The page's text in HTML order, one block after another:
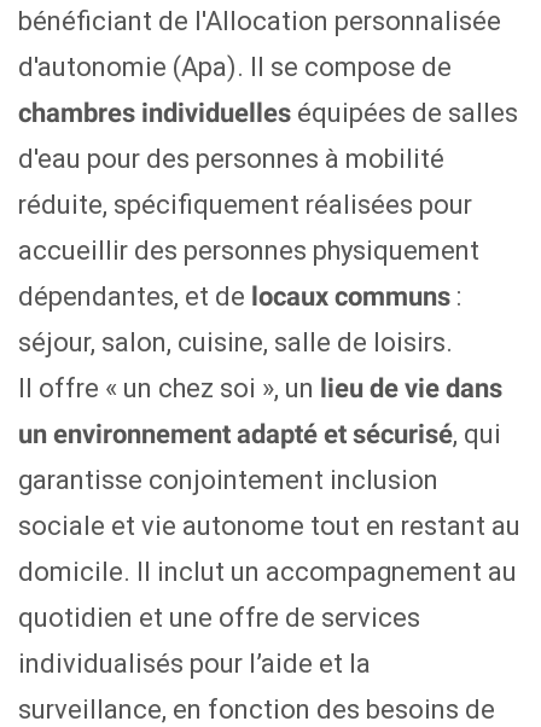
bénéficiant de l'Allocation personnalisée
d'autonomie (Apa). Il se compose de
chambres individuelles équipées de salles
d'eau pour des personnes à mobilité
réduite, spécifiquement réalisées pour
accueillir des personnes physiquement
dépendantes, et de locaux communs :
séjour, salon, cuisine, salle de loisirs.
Il offre « un chez soi », un lieu de vie dans
un environnement adapté et sécurisé, qui
garantisse conjointement inclusion
sociale et vie autonome tout en restant au
domicile. Il inclut un accompagnement au
quotidien et une offre de services
individualisés pour l’aide et la
surveillance, en fonction des besoins de